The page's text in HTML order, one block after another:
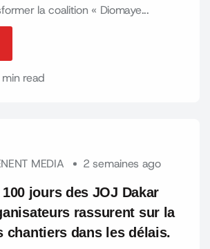
la coalition « Diomaye...
read
MEDIA 2 semaines ago
100 jours des JOJ Dakar
rassurent sur la
chantiers dans les délais.